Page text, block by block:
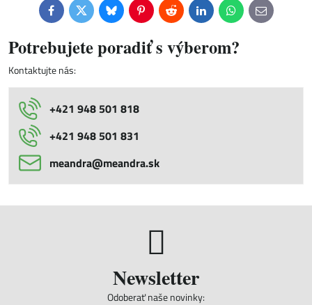
FacebookTwitterBlueskyPinterestReddit LinkedInWhatsApp
E-
mail
Potrebujete poradiť s výberom?
Kontaktujte nás:
+421 948 501 818
+421 948 501 831
meandra​@meandra​.sk
Newsletter
Odoberať naše novinky: